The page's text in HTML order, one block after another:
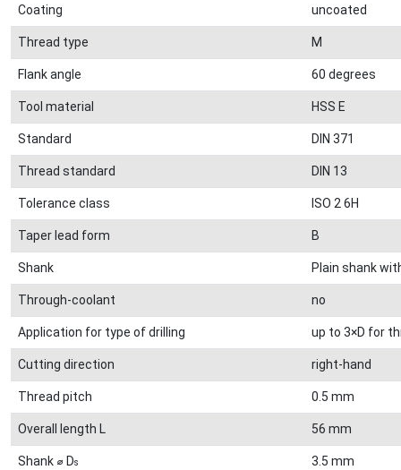
Coating uncoated
Thread type M
Flank angle 60 degrees
Tool material HSS E
Standard DIN 371
Thread standard DIN 13
Tolerance class ISO 2 6H
Taper lead form B
Shank Plain shank
Through-coolant no
Application for type of drilling up to 3×D for
Cutting direction right-hand
Thread pitch 0.5 mm
Overall length L 56 mm
Shank ⌀ Ds 3.5 mm